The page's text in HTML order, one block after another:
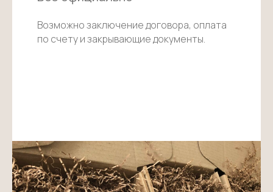
Возможно заключение договора, оплата
по счету и закрывающие документы.